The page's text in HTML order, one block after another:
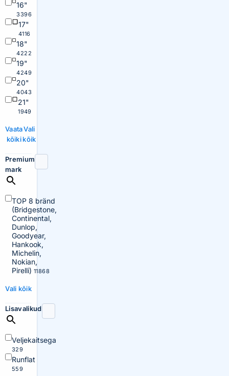
16"
3396
17"
4116
18"
4222
19"
4249
20"
4043
21"
1949
Vaata
kõiki
Vali
kõik
Premium
mark
TOP 8 bränd
(Bridgestone,
Continental,
Dunlop,
Goodyear,
Hankook,
Michelin,
Nokian,
Pirelli) 11868
Vali kõik
Lisavalikud
Veljekaitsega
329
Runflat
559